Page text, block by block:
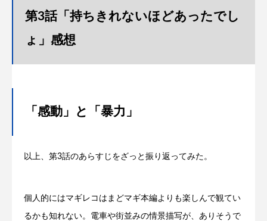
第3話「持ちきれないほどあったでし
ょ」感想
「感動」と「暴力」
以上、第3話のあらすじをざっと振り返ってみた。
個人的にはマギレコはまどマギ本編よりも楽しんで観てい
るかも知れない。電車や街並みの情景描写が、ありそうで